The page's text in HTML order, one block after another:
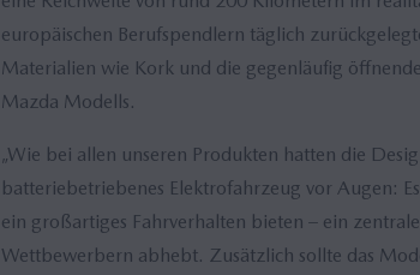
europäischen Berufspendlern täglich
Materialien wie Kork und die gegenläufig
Mazda Modells.
„Wie bei allen unseren Produkten hatten die
batteriebetriebenes Elektrofahrzeug vor Augen:
ein großartiges Fahrverhalten bieten – ein
Wettbewerbern abhebt. Zusätzlich sollte das